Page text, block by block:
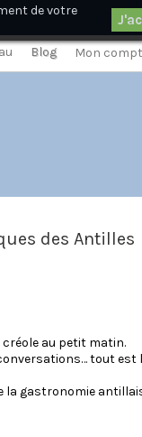
Mon
Blog
de votre
des Antilles
au petit matin.
tout est
la gastronomie